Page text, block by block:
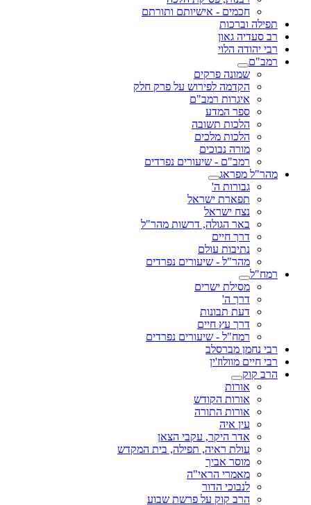
חכמים - אישיותם ותורתם
תפילה וברכות
רב סעדיה גאון
רבי יהודה הלוי
רמב"ם
שמונה פרקים
הקדמה לפירוש על פרק חלק
איגרות רמב"ם
ספר המדע
הלכות תשובה
הלכות מלכים
מורה נבוכים
רמב"ם - שיעורים נפרדים
מהר"ל מפראג
גבורות ה'
תפארת ישראל
נצח ישראל
באר הגולה, דרשות מהר"ל
דרך חיים
נתיבות עולם
מהר"ל - שיעורים נפרדים
רמח"ל
מסילת ישרים
דרך ה'
דעת תבונות
דרך עץ חיים
רמח"ל - שיעורים נפרדים
רבי נחמן מברסלב
רבי חיים מוולוז'ין
הרב קוק
אורות
אורות הקודש
אורות התורה
עין איה
אדר היקר, עקבי הצאן
עולת ראיה, תפילה, בית המקדש
מוסר אביך
מאמרי הראי"ה
לנבוכי הדור
הרב קוק על פרשת שבוע